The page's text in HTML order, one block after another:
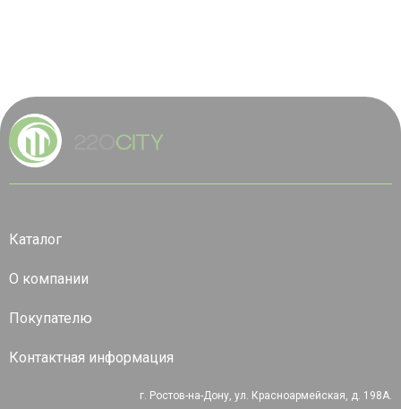
Каталог
О компании
Покупателю
Контактная информация
г. Ростов-на-Дону, ул. Красноармейская, д. 198А.